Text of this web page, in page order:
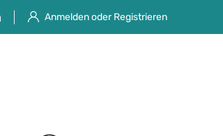
Linkedin
Anmelden oder Registrieren